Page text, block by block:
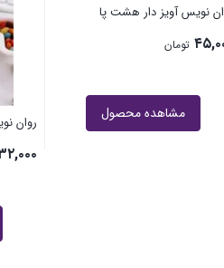
روان‌ نویس طرح قلب صورتی
روان